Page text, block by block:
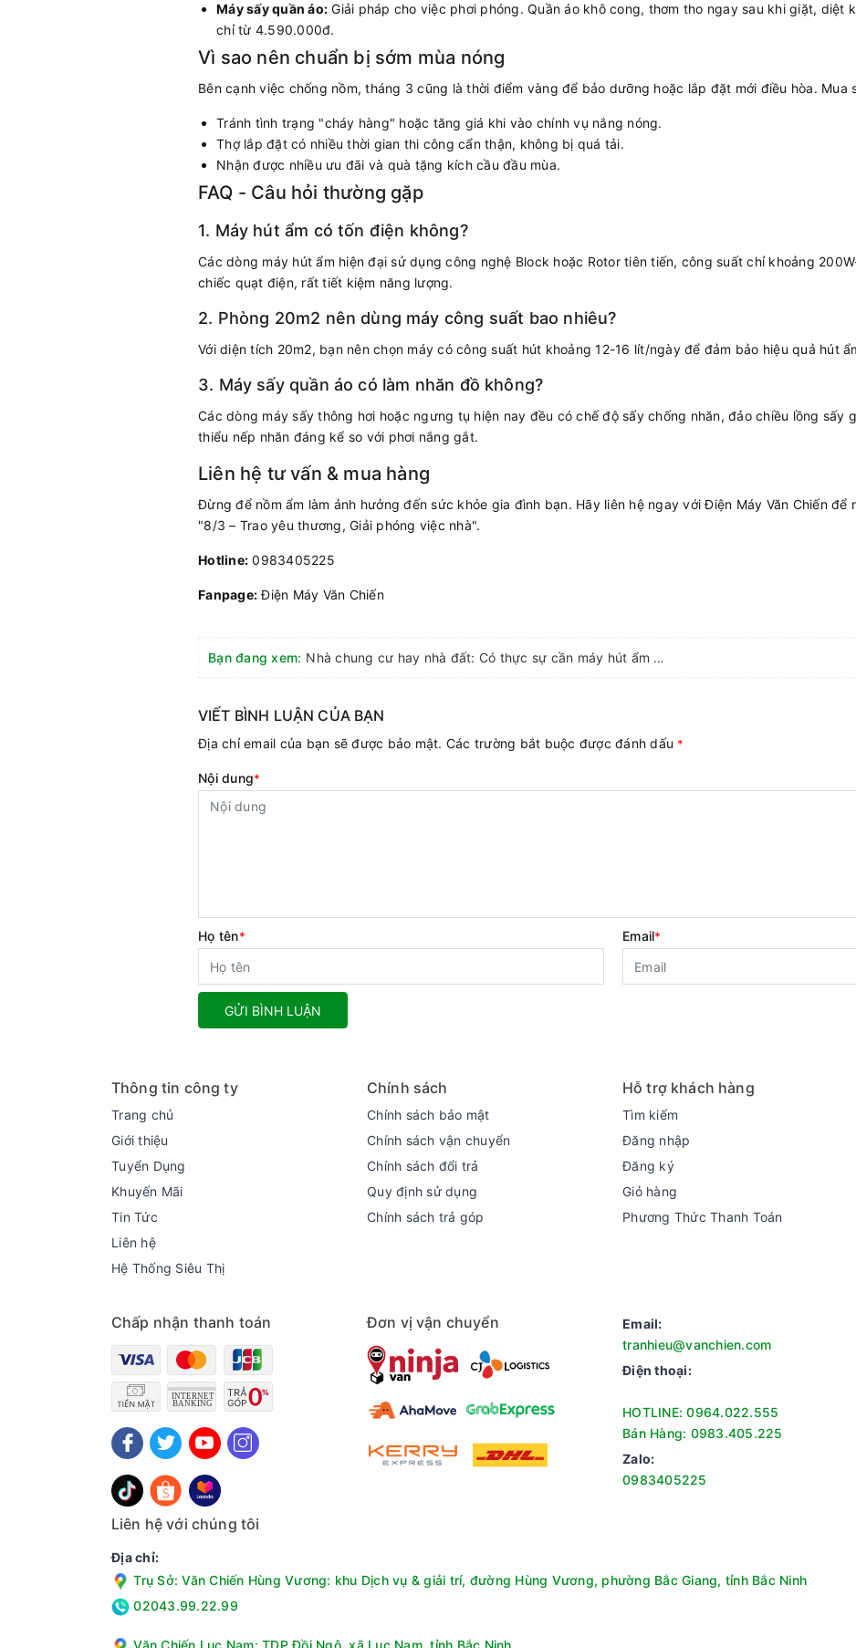
Máy sấy quần áo: Giải pháp cho việc phơi phóng. Quần áo khô cong, thơm tho ngay sau khi giặt, diệt
chỉ từ 4.590.000đ.
Vì sao nên chuẩn bị sớm mùa nóng
Bên cạnh việc chống nồm, tháng 3 cũng là thời điểm vàng để bảo dưỡng hoặc lắp đặt mới điều hòa. Mua
Tránh tình trạng "cháy hàng" hoặc tăng giá khi vào chính vụ nắng nóng.
Thợ lắp đặt có nhiều thời gian thi công cẩn thận, không bị quá tải.
Nhận được nhiều ưu đãi và quà tặng kích cầu đầu mùa.
FAQ - Câu hỏi thường gặp
1. Máy hút ẩm có tốn điện không?
Các dòng máy hút ẩm hiện đại sử dụng công nghệ Block hoặc Rotor tiên tiến, công suất chỉ khoảng
chiếc quạt điện, rất tiết kiệm năng lượng.
2. Phòng 20m2 nên dùng máy công suất bao nhiêu?
Với diện tích 20m2, bạn nên chọn máy có công suất hút khoảng 12-16 lít/ngày để đảm bảo hiệu quả hút
3. Máy sấy quần áo có làm nhăn đồ không?
Các dòng máy sấy thông hơi hoặc ngưng tụ hiện nay đều có chế độ sấy chống nhăn, đảo chiều lồng sấy
thiểu nếp nhăn đáng kể so với phơi nắng gắt.
Liên hệ tư vấn & mua hàng
Đừng để nồm ẩm làm ảnh hưởng đến sức khỏe gia đình bạn. Hãy liên hệ ngay với Điện Máy Văn Chiến để
"8/3 – Trao yêu thương, Giải phóng việc nhà".
Hotline: 0983405225
Fanpage:Điện Máy Văn Chiến
Bạn đang xem: Nhà chung cư hay nhà đất: Có thực sự cần máy hút ẩm mùa nồm Bắc Giang?
VIẾT BÌNH LUẬN CỦA BẠN
Địa chỉ email của bạn sẽ được bảo mật. Các trường bắt buộc được đánh dấu *
Nội dung*
Họ tên* Email*
GỬI BÌNH LUẬN
Thông tin công ty
Trang chủ
Giới thiệu
Tuyển Dụng
Khuyến Mãi
Tin Tức
Liên hệ
Hệ Thống Siêu Thị
Chính sách
Chính sách bảo mật
Chính sách vận chuyển
Chính sách đổi trả
Quy định sử dụng
Chính sách trả góp
Hỗ trợ khách hàng
Tìm kiếm
Đăng nhập
Đăng ký
Giỏ hàng
Phương Thức Thanh Toán
Chấp nhận thanh toán Đơn vị vận chuyển
Email:
tranhieu@vanchien.com
Điện thoại:
HOTLINE: 0964.022.555
Bán Hàng: 0983.405.225
Zalo:
0983405225
Liên hệ với chúng tôi
Địa chỉ:
Trụ Sở: Văn Chiến Hùng Vương: khu Dịch vụ & giải trí, đường Hùng Vương, phường Bắc Giang, tỉnh Bắc Ninh
02043.99.22.99
Văn Chiến Lục Nam: TDP Đồi Ngô, xã Lục Nam, tỉnh Bắc Ninh